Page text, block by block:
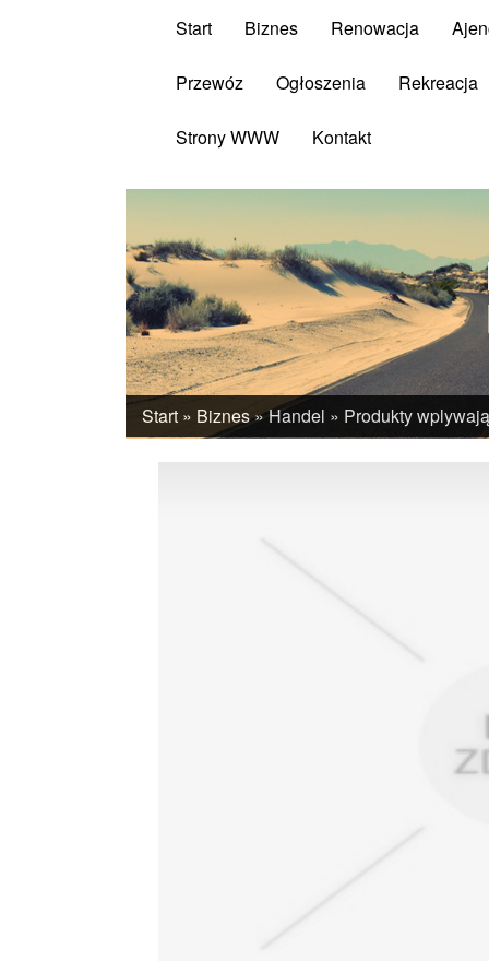
Start Biznes Renowacja
Przewóz Ogłoszenia Rekreacja
Strony WWW Kontakt
Start » Biznes»Handel » Produkty